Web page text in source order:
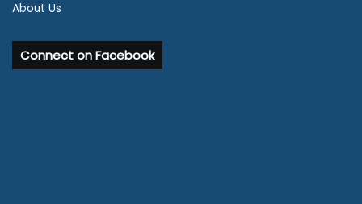
About Us
Connect on Facebook